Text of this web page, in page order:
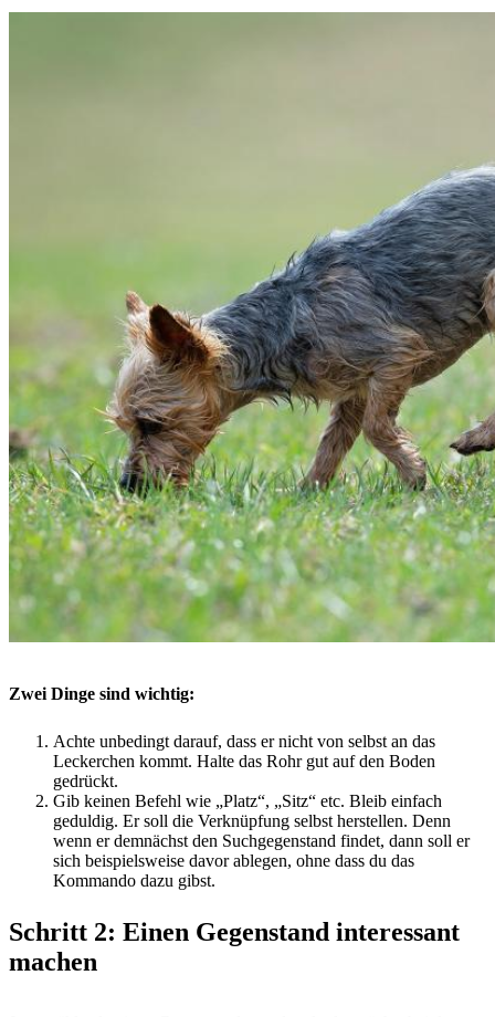
Zwei Dinge sind wichtig:
Achte unbedingt darauf, dass er nicht von selbst an das
Leckerchen kommt. Halte das Rohr gut auf den Boden
gedrückt.
Gib keinen Befehl wie „Platz“, „Sitz“ etc. Bleib einfach
geduldig. Er soll die Verknüpfung selbst herstellen. Denn
wenn er demnächst den Suchgegenstand findet, dann soll er
sich beispielsweise davor ablegen, ohne dass du das
Kommando dazu gibst.
Schritt 2: Einen Gegenstand interessant
machen